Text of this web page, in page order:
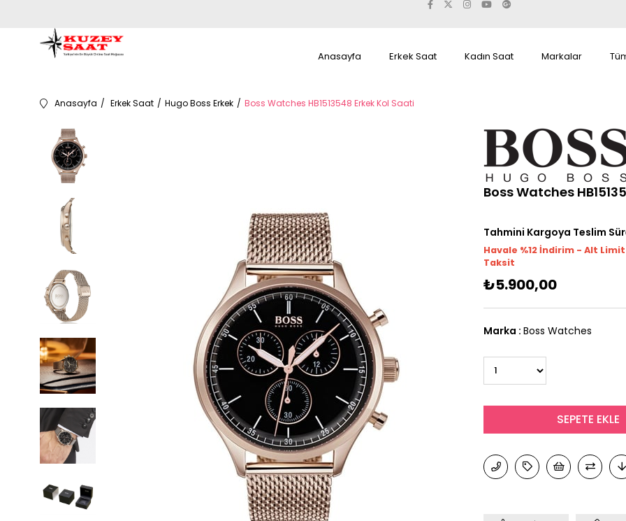
Anasayfa Erkek Saat Kadın Saat Markalar
Anasayfa Erkek Saat Hugo Boss Erkek Boss Watches HB1513548 Erkek Kol Saati
Boss Watches
Tahmini Kargoya Teslim
Havale %12 İndirim - Alt Limit
Taksit
₺5.900,00
Marka : Boss Watches